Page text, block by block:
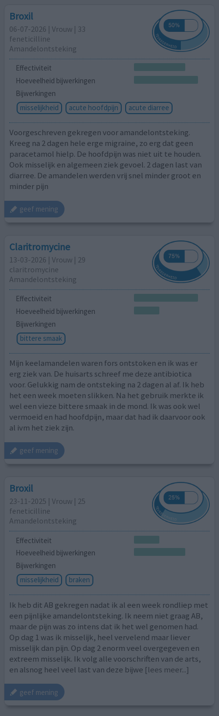
Broxil
06-07-2026 | Vrouw | 33
feneticilline
Amandelontsteking
Effectiviteit
Hoeveelheid bijwerkingen
Bijwerkingen
misselijkheid
acute hoofdpijn acute diarree
Voorgeschreven gekregen voor amandelontsteking.
Kreeg na 2 dagen hele erge migraine, zo erg dat geen
paracetamol hielp. De hoofdpijn was niet uit te houden.
Ook misselijk en algemeen ziek gevoel. 2 dagen last van
diarree. De amandelen werden vrij snel minder groot en
minder pijn
geef mening
Claritromycine
13-03-2026 | Vrouw | 29
claritromycine
Amandelontsteking
Effectiviteit
Hoeveelheid bijwerkingen
Bijwerkingen
bittere smaak
Mijn keelamandelen waren fors ontstoken en ik was er
erg ziek van. De huisarts schreef me deze antibiotica
voor. Gelukkig nam de ontsteking na 2 dagen al af. Ik heb
het een week moeten slikken. Na het gebruik merkte ik
wel een vieze bittere smaak in de mond. Ik was ook wel
vermoeid en had hoofdpijn, maar dat had ik daarvoor ook
al ivm het ziek zijn.
geef mening
Broxil
23-11-2025 | Vrouw | 25
feneticilline
Amandelontsteking
Effectiviteit
Hoeveelheid bijwerkingen
Bijwerkingen
misselijkheid
braken
Ik heb dit AB gekregen nadat ik al een week rondliep met
een pijnlijke amandelontsteking. Ik neem niet graag AB,
maar de pijn was zo intens dat ik het wel genomen had.
Op dag 1 was ik misselijk, heel vervelend maar liever
misselijk dan pijn. Op dag 2 enorm veel overgegeven en
extreem misselijk. Ik volg alle voorschriften van de arts,
en alsnog heel veel last van deze bijwe [lees meer...]
geef mening